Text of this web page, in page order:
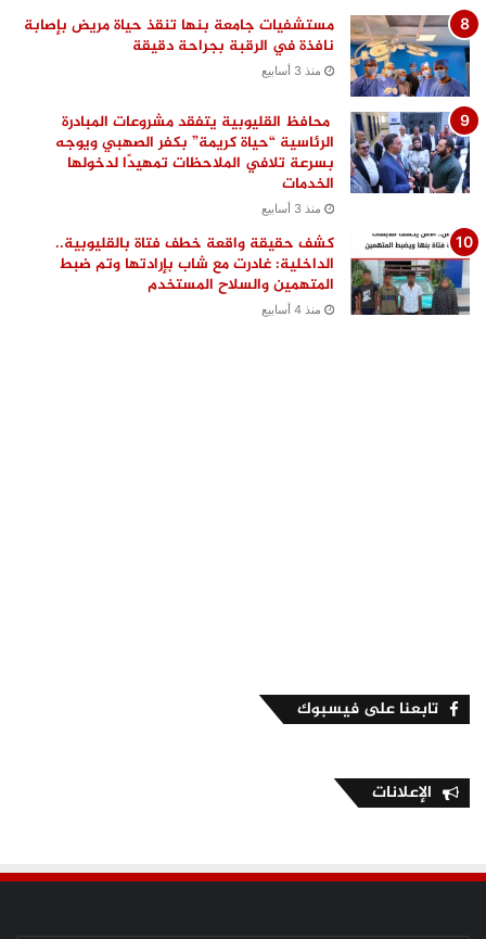
مستشفيات جامعة بنها تنقذ حياة مريض بإصابة
نافذة في الرقبة بجراحة دقيقة
منذ 3 أسابيع
محافظ القليوبية يتفقد مشروعات المبادرة
الرئاسية “حياة كريمة” بكفر الصهبي ويوجه
بسرعة تلافي الملاحظات تمهيدًا لدخولها
الخدمات
منذ 3 أسابيع
كشف حقيقة واقعة خطف فتاة بالقليوبية..
الداخلية: غادرت مع شاب بإرادتها وتم ضبط
المتهمين والسلاح المستخدم
منذ 4 أسابيع
تابعنا على فيسبوك
الإعلانات